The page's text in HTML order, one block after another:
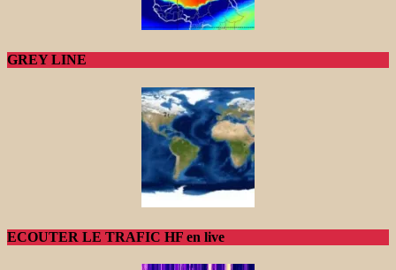
GREY LINE
ECOUTER LE TRAFIC HF en live